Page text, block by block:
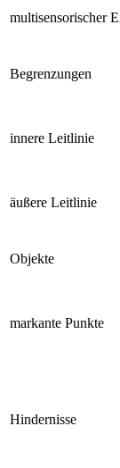
multisensorischer
Begrenzungen
innere Leitlinie
äußere Leitlinie
Objekte
markante Punkte
Hindernisse